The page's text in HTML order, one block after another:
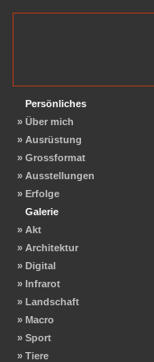
Persönliches
» Über mich
» Ausrüstung
» Grossformat
» Ausstellungen
» Erfolge
Galerie
» Akt
» Architektur
» Digital
» Infrarot
» Landschaft
» Macro
» Sport
» Tiere